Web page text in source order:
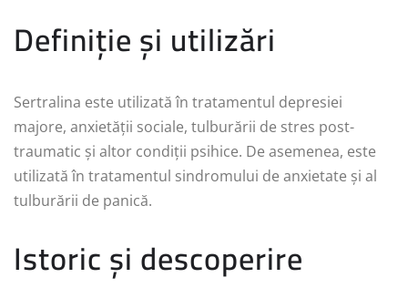
Definiție și utilizări
Sertralina este utilizată în tratamentul depresiei
majore, anxietății sociale, tulburării de stres post-
traumatic și altor condiții psihice. De asemenea, este
utilizată în tratamentul sindromului de anxietate și al
tulburării de panică.
Istoric și descoperire